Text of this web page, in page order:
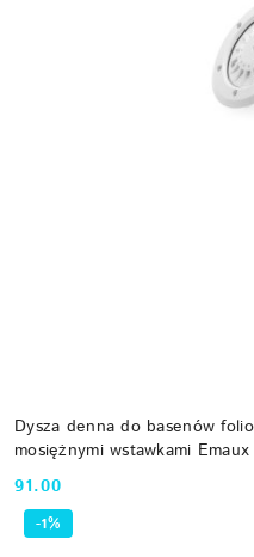
Dysza denna do basenów
mosiężnymi wstawkami Emaux
Cena:
91.00
-1%